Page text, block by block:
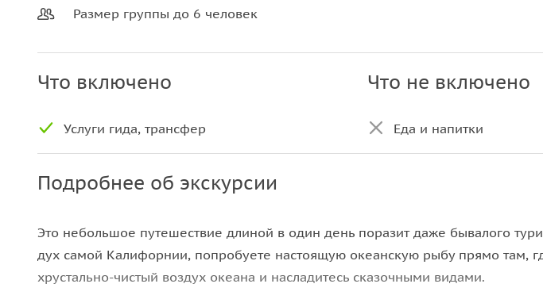
Размер группы до 6 человек
Что включено
Услуги гида, трансфер
Что не включено
Еда и напитки
Подробнее об экскурсии
Это небольшое путешествие длиной в один день поразит даже бывалого
дух самой Калифорнии, попробуете настоящую океанскую рыбу прямо там,
хрустально-чистый воздух океана и насладитесь сказочными видами.